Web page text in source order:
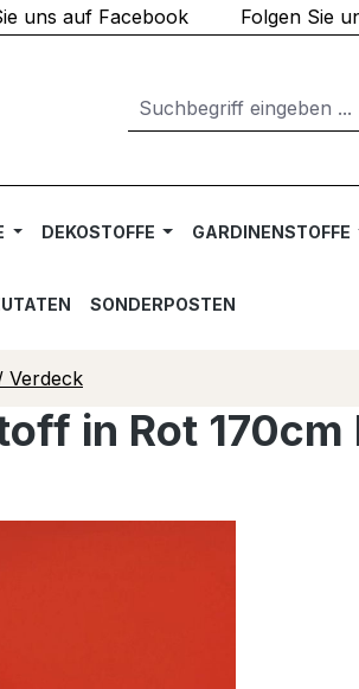
uns auf Facebook Folgen Sie
DEKOSTOFFE GARDINENSTOFFE
SONDERPOSTEN
Verdeck
in Rot